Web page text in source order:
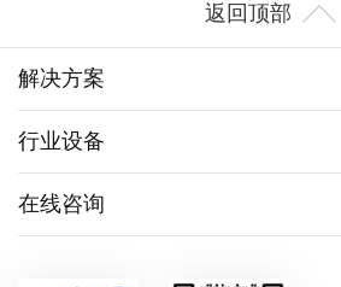
返回顶部
解决方案
行业设备
在线咨询